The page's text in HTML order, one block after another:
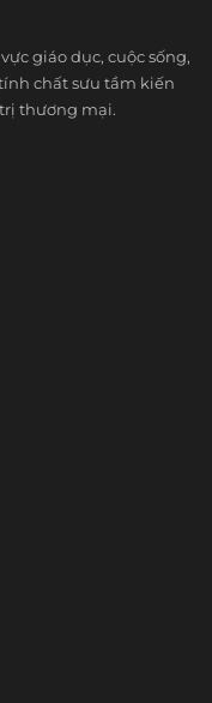
giáo dục, cuộc sống,
chất sưu tầm kiến
thương mại.